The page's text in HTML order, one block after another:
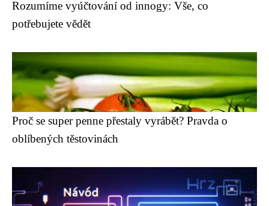
Rozumíme vyúčtování od innogy: Vše, co
potřebujete vědět
Proč se super penne přestaly vyrábět? Pravda o
oblíbených těstovinách